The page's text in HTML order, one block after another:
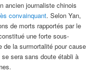
ancien journaliste chinois
convainquant. Selon Yan,
de morts rapportés par le
une forte sous-
la surmortalité pour cause
sera sans doute établi à